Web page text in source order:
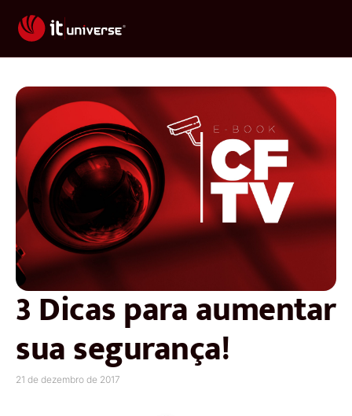
3 Dicas para aumentar
sua segurança!
21 de dezembro de 2017